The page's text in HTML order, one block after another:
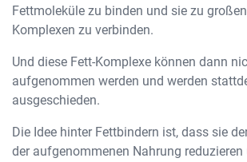
Fettmoleküle zu binden und sie zu
Komplexen zu verbinden.
Und diese Fett-Komplexe können dann
aufgenommen werden und werden
ausgeschieden.
Die Idee hinter Fettbindern ist, dass sie
der aufgenommenen Nahrung reduzieren